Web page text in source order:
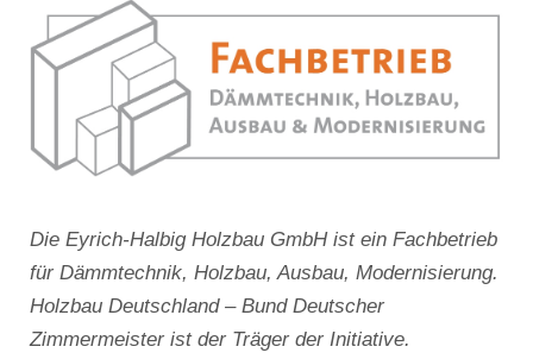
Die Eyrich-Halbig Holzbau GmbH ist ein Fachbetrieb
für Dämmtechnik, Holzbau, Ausbau, Modernisierung.
Holzbau Deutschland – Bund Deutscher
Zimmermeister ist der Träger der Initiative.